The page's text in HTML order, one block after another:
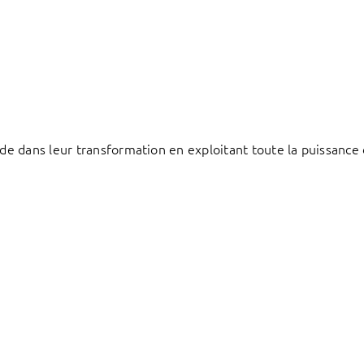
dans leur transformation en exploitant toute la